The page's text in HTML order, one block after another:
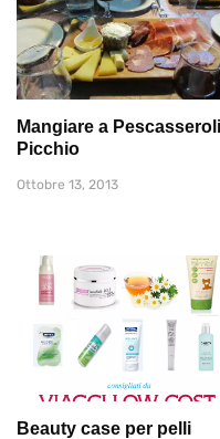
Mangiare a Pescasseroli:
Picchio
Ottobre 13, 2013
Beauty case per pelli